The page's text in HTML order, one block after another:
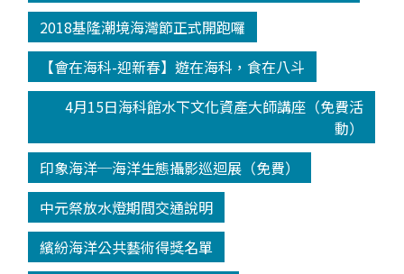
2018基隆潮境海灣節正式開跑囉
【會在海科-迎新春】遊在海科，食在八斗
4月15日海科館水下文化資產大師講座（免費活
動）
印象海洋─海洋生態攝影巡迴展（免費）
中元祭放水燈期間交通說明
繽紛海洋公共藝術得獎名單